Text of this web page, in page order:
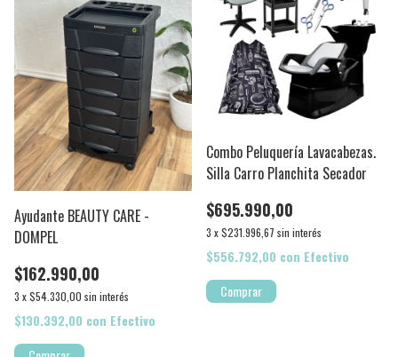
Ayudante BEAUTY CARE -
DOMPEL
$162.990,00
3 x$54.330,00 sin interés
$130.392,00 con Efectivo
Combo Peluquería Lavacabezas.
Silla Carro Planchita Secador
$695.990,00
3 x$231.996,67 sin interés
$556.792,00 con Efectivo